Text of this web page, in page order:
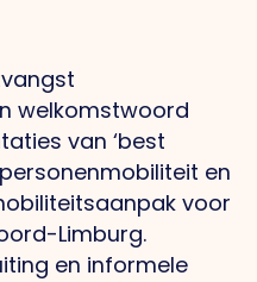
welkomstwoord
van ‘best
en
voor
Limburg.
en informele